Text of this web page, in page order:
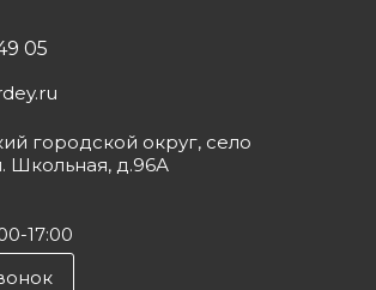
05
городской округ, село
Школьная, д.96А
17:00